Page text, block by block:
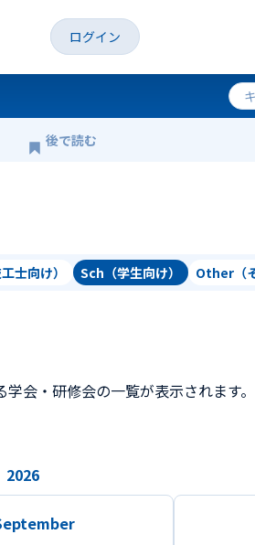
ログイン
後で読む
士向け） Sch（学生向け） Other（
会・研修会の一覧が表示されます。
2026